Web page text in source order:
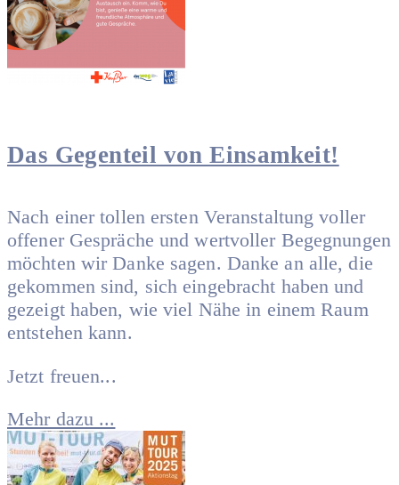
Das Gegenteil von Einsamkeit!
Nach einer tollen ersten Veranstaltung voller
offener Gespräche und wertvoller Begegnungen
möchten wir Danke sagen. Danke an alle, die
gekommen sind, sich eingebracht haben und
gezeigt haben, wie viel Nähe in einem Raum
entstehen kann.
Jetzt freuen...
Mehr dazu ...